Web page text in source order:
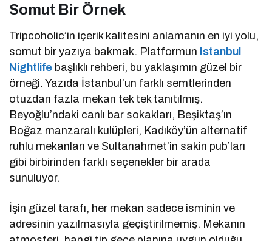
Somut Bir Örnek
Tripcoholic’in içerik kalitesini anlamanın en iyi yolu,
somut bir yazıya bakmak. Platformun Istanbul
Nightlife başlıklı rehberi, bu yaklaşımın güzel bir
örneği. Yazıda İstanbul’un farklı semtlerinden
otuzdan fazla mekan tek tek tanıtılmış.
Beyoğlu’ndaki canlı bar sokakları, Beşiktaş’ın
Boğaz manzaralı kulüpleri, Kadıköy’ün alternatif
ruhlu mekanları ve Sultanahmet’in sakin pub’ları
gibi birbirinden farklı seçenekler bir arada
sunuluyor.
İşin güzel tarafı, her mekan sadece isminin ve
adresinin yazılmasıyla geçiştirilmemiş. Mekanın